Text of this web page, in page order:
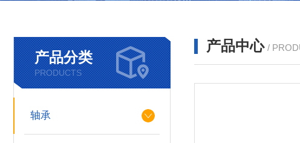
产品分类
PRODUCTS
轴承
产品中心 /